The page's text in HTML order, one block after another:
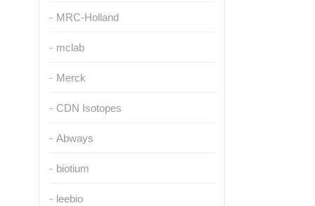
MRC-Holland
mclab
Merck
CDN Isotopes
Abways
biotium
leebio